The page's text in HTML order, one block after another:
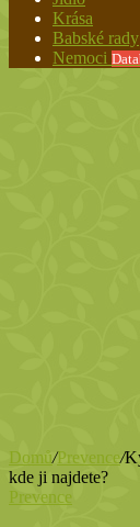
Krása
Babské rady
Nemoci
Domů/Prevence/
kde ji najdete?
Prevence